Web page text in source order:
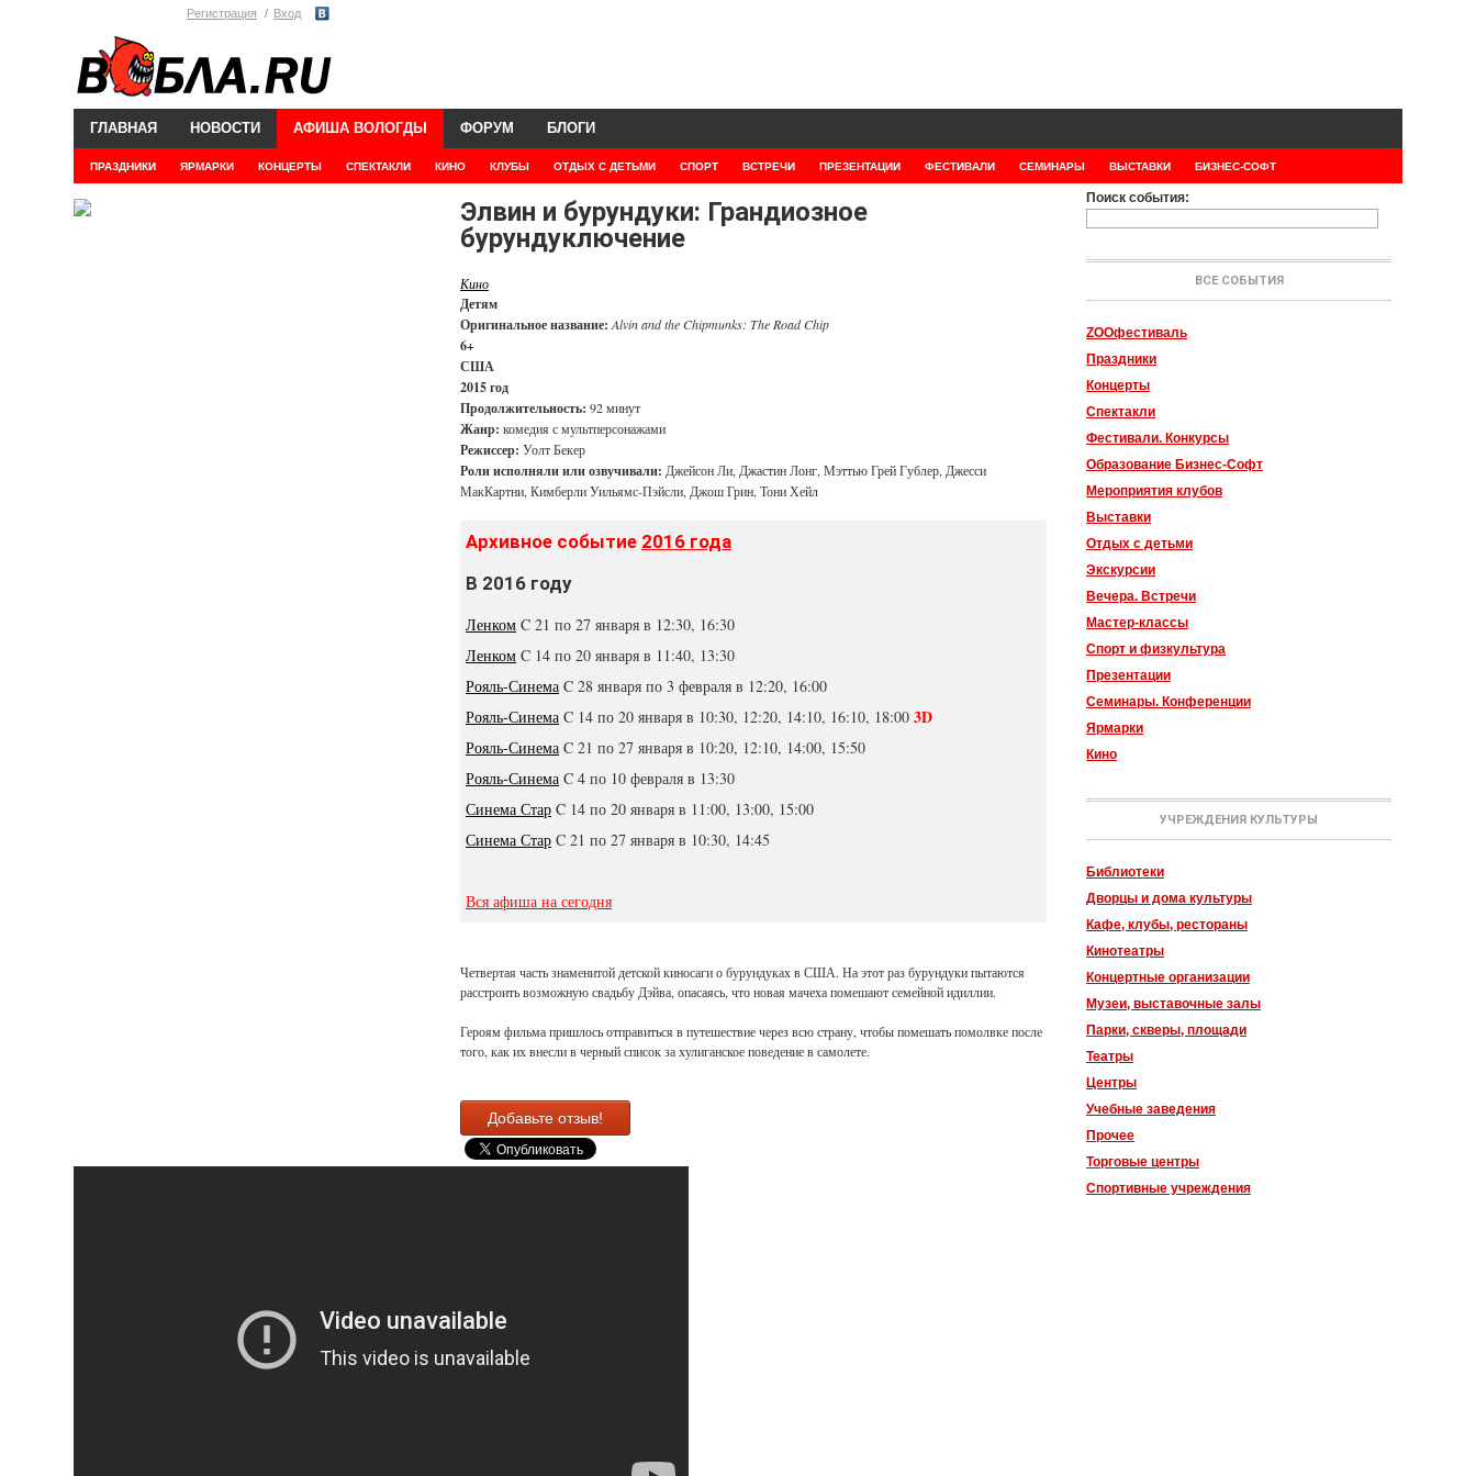
Регистрация Вход
ГЛАВНАЯ НОВОСТИ АФИША ВОЛОГДЫ
ПРАЗДНИКИ ЯРМАРКИ КОНЦЕРТЫ СПЕКТАКЛИ КИНО КЛУБЫ ОТДЫХ С ДЕТЬМИ СПОРТ ВСТРЕЧИ ПРЕЗЕНТАЦИИ ФЕСТИВАЛИ СЕМИНАРЫ ВЫСТАВКИ БИЗНЕС-СОФТ
ФОРУМ БЛОГИ
Элвин и бурундуки: Грандиозное
бурундуключение
Кино
Детям
Оригинальное название: Alvin and the Chipmunks: The Road Chip
6+
США
2015 год
Продолжительность: 92 минут
Жанр: комедия с мультперсонажами
Режиссер: Уолт Бекер
Роли исполняли или озвучивали: Джейсон Ли, Джастин Лонг, Мэттью Грей Гублер, Джесси
МакКартни, Кимберли Уильямс-Пэйсли, Джош Грин, Тони Хейл
Архивное событие 2016 года
В 2016 году
Ленком C 21 по 27 января в 12:30, 16:30
Ленком C 14 по 20 января в 11:40, 13:30
Рояль-Синема C 28 января по 3 февраля в 12:20, 16:00
Рояль-Синема C 14 по 20 января в 10:30, 12:20, 14:10, 16:10, 18:00 3D
Рояль-Синема C 21 по 27 января в 10:20, 12:10, 14:00, 15:50
Рояль-Синема C 4 по 10 февраля в 13:30
Синема Стар C 14 по 20 января в 11:00, 13:00, 15:00
Синема Стар C 21 по 27 января в 10:30, 14:45
Вся афиша на сегодня
Четвертая часть знаменитой детской киносаги о бурундуках в США. На этот раз бурундуки пытаются
расстроить возможную свадьбу Дэйва, опасаясь, что новая мачеха помешают семейной идиллии.
Героям фильма пришлось отправиться в путешествие через всю страну, чтобы помешать помолвке после
того, как их внесли в черный список за хулиганское поведение в самолете.
Добавьте отзыв!
Поиск события:
ВСЕ СОБЫТИЯ
ZOOфестиваль
Праздники
Концерты
Спектакли
Фестивали. Конкурсы
Образование Бизнес-Софт
Мероприятия клубов
Выставки
Отдых с детьми
Экскурсии
Вечера. Встречи
Мастер-классы
Спорт и физкультура
Презентации
Семинары. Конференции
Ярмарки
Кино
УЧРЕЖДЕНИЯ КУЛЬТУРЫ
Библиотеки
Дворцы и дома культуры
Кафе, клубы, рестораны
Кинотеатры
Концертные организации
Музеи, выставочные залы
Парки, скверы, площади
Театры
Центры
Учебные заведения
Прочее
Торговые центры
Спортивные учреждения